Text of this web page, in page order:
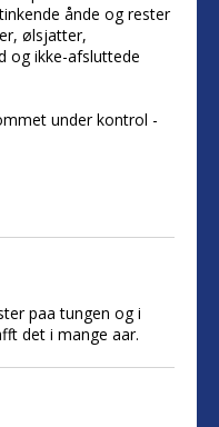
ånde og rester
ølsjatter,
og ikke-afsluttede
under kontrol -
paa tungen og i
det i mange aar.